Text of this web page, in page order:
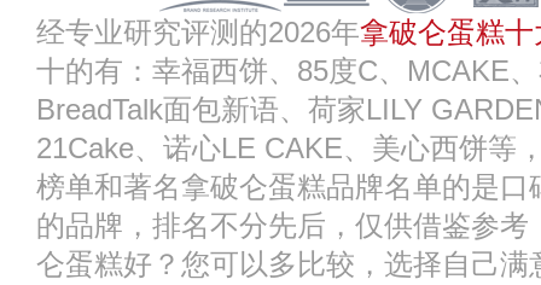
经专业研究评测的2026年拿破仑蛋糕
十的有：幸福西饼、85度C、MCAKE
BreadTalk面包新语、荷家LILY
21Cake、诺心LE CAKE、美心西饼等
榜单和著名拿破仑蛋糕品牌名单的是
的品牌，排名不分先后，仅供借鉴参
仑蛋糕好？您可以多比较，选择自己